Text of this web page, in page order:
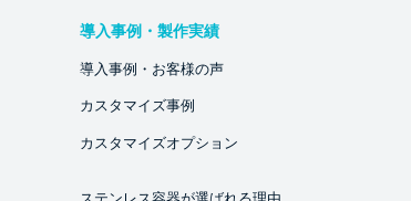
導入事例・製作実績
導入事例・お客様の声
カスタマイズ事例
カスタマイズオプション